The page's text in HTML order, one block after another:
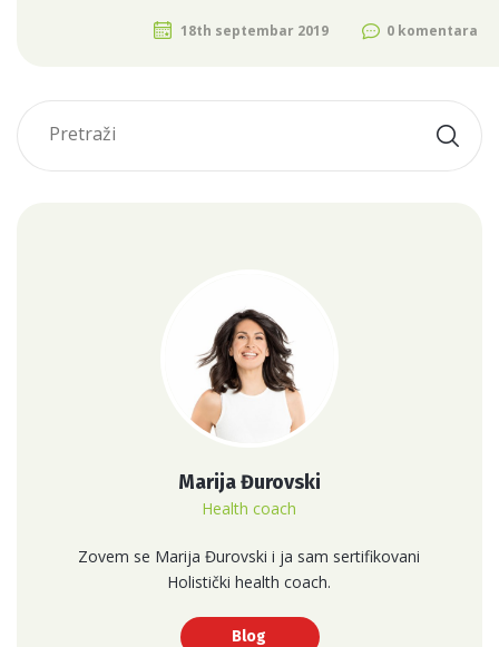
18th septembar 2019 0 komentara
Marija Đurovski
Health coach
Zovem se Marija Đurovski i ja sam sertifikovani
Holistički health coach.
Blog